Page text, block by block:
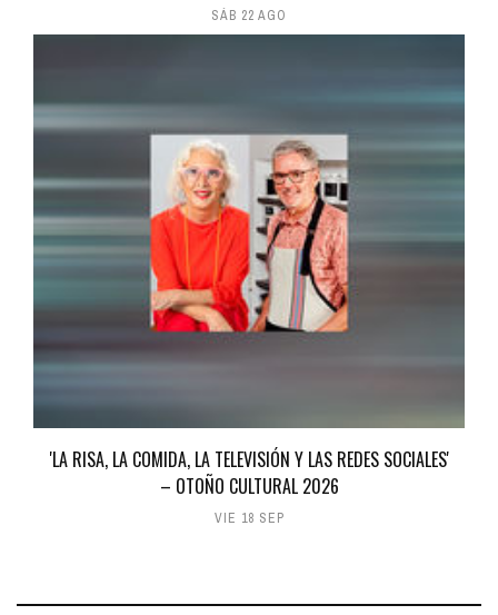
SÁB 22 AGO
'LA RISA, LA COMIDA, LA TELEVISIÓN Y LAS REDES SOCIALES'
– OTOÑO CULTURAL 2026
VIE 18 SEP